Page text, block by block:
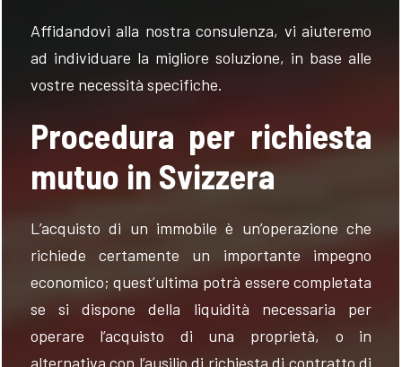
Affidandovi alla nostra consulenza, vi aiuteremo
ad individuare la migliore soluzione, in base alle
vostre necessità specifiche.
Procedura per richiesta
mutuo in Svizzera
L’acquisto di un immobile è un’operazione che
richiede certamente un importante impegno
economico; quest’ultima potrà essere completata
se si dispone della liquidità necessaria per
operare l’acquisto di una proprietà, o in
alternativa con l’ausilio di richiesta di contratto di